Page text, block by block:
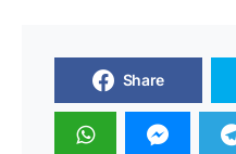
Share